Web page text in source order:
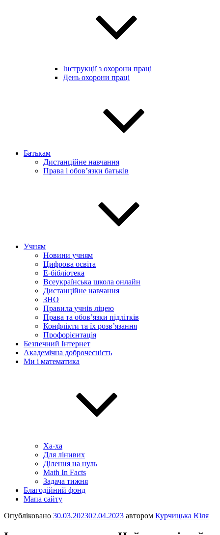
Інструкції з охорони праці
День охорони праці
Батькам
Дистанційне навчання
Права і обов’язки батьків
Учням
Новини учням
Цифрова освіта
E-бібліотека
Всеукраїнська школа онлайн
Дистанційне навчання
ЗНО
Правила учнів ліцею
Права та обов’язки підлітків
Конфлікти та їх розв’язання
Профорієнтація
Безпечний Інтернет
Академічна доброчесність
Ми і математика
Ха-ха
Для лінивих
Ділення на нуль
Math In Facts
Задача тижня
Благодійний фонд
Мапа сайту
Опубліковано 30.03.202302.04.2023 автором Курчицька Юля